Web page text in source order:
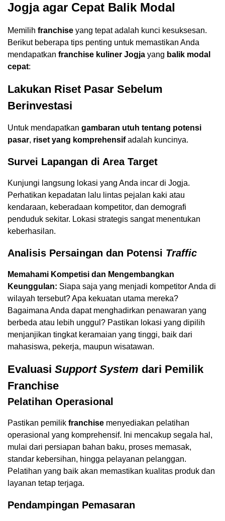
Jogja agar Cepat Balik Modal
Memilih franchise yang tepat adalah kunci kesuksesan.
Berikut beberapa tips penting untuk memastikan Anda
mendapatkan franchise kuliner Jogja yang balik modal
cepat:
Lakukan Riset Pasar Sebelum
Berinvestasi
Untuk mendapatkan gambaran utuh tentang potensi
pasar, riset yang komprehensifadalah kuncinya.
Survei Lapangan di Area Target
Kunjungi langsung lokasi yang Anda incar di Jogja.
Perhatikan kepadatan lalu lintas pejalan kaki atau
kendaraan, keberadaan kompetitor, dan demografi
penduduk sekitar. Lokasi strategis sangat menentukan
keberhasilan.
Analisis Persaingan dan Potensi Traffic
Memahami Kompetisi dan Mengembangkan
Keunggulan: Siapa saja yang menjadi kompetitor Anda di
wilayah tersebut? Apa kekuatan utama mereka?
Bagaimana Anda dapat menghadirkan penawaran yang
berbeda atau lebih unggul? Pastikan lokasi yang dipilih
menjanjikan tingkat keramaian yang tinggi, baik dari
mahasiswa, pekerja, maupun wisatawan.
Evaluasi Support System dari Pemilik
Franchise
Pelatihan Operasional
Pastikan pemilik franchise menyediakan pelatihan
operasional yang komprehensif. Ini mencakup segala hal,
mulai dari persiapan bahan baku, proses memasak,
standar kebersihan, hingga pelayanan pelanggan.
Pelatihan yang baik akan memastikan kualitas produk dan
layanan tetap terjaga.
Pendampingan Pemasaran